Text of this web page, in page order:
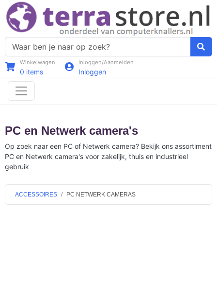
Winkelwagen
0 items
Inloggen/Aanmelden
Inloggen
PC en Netwerk camera's
Op zoek naar een PC of Netwerk camera? Bekijk ons assortiment
PC en Netwerk camera's voor zakelijk, thuis en industrieel
gebruik
ACCESSOIRES PC NETWERK CAMERAS